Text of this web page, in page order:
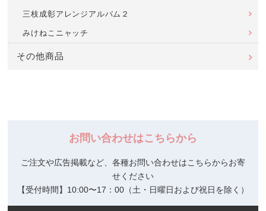
三枝成彰アレンジアルバム２
みけねこニャッチ
その他商品
お問い合わせはこちらから
ご注文や広告掲載など、各種お問い合わせはこちらからお寄
せください
【受付時間】10:00〜17：00（土・日曜日および祝日を除く）